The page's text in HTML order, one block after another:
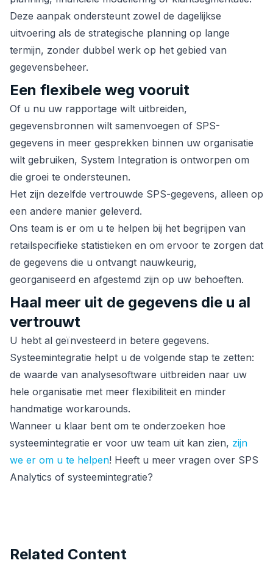
Deze aanpak ondersteunt zowel de dagelijkse
uitvoering als de strategische planning op lange
termijn, zonder dubbel werk op het gebied van
gegevensbeheer.
Een flexibele weg vooruit
Of u nu uw rapportage wilt uitbreiden,
gegevensbronnen wilt samenvoegen of SPS-
gegevens in meer gesprekken binnen uw organisatie
wilt gebruiken, System Integration is ontworpen om
die groei te ondersteunen.
Het zijn dezelfde vertrouwde SPS-gegevens, alleen op
een andere manier geleverd.
Ons team is er om u te helpen bij het begrijpen van
retailspecifieke statistieken en om ervoor te zorgen dat
de gegevens die u ontvangt nauwkeurig,
georganiseerd en afgestemd zijn op uw behoeften.
Haal meer uit de gegevens die u al
vertrouwt
U hebt al geïnvesteerd in betere gegevens.
Systeemintegratie helpt u de volgende stap te zetten:
de waarde van analysesoftware uitbreiden naar uw
hele organisatie met meer flexibiliteit en minder
handmatige workarounds.
Wanneer u klaar bent om te onderzoeken hoe
systeemintegratie er voor uw team uit kan zien, zijn
we er om u te helpen! Heeft u meer vragen over SPS
Analytics of systeemintegratie?
Related Content